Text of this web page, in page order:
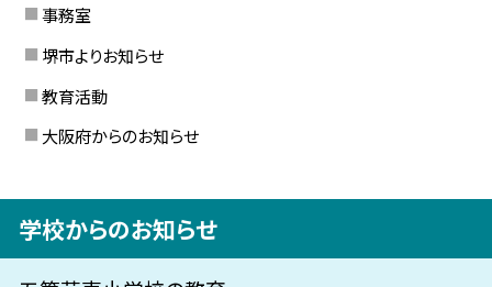
事務室
堺市よりお知らせ
教育活動
大阪府からのお知らせ
学校からのお知らせ